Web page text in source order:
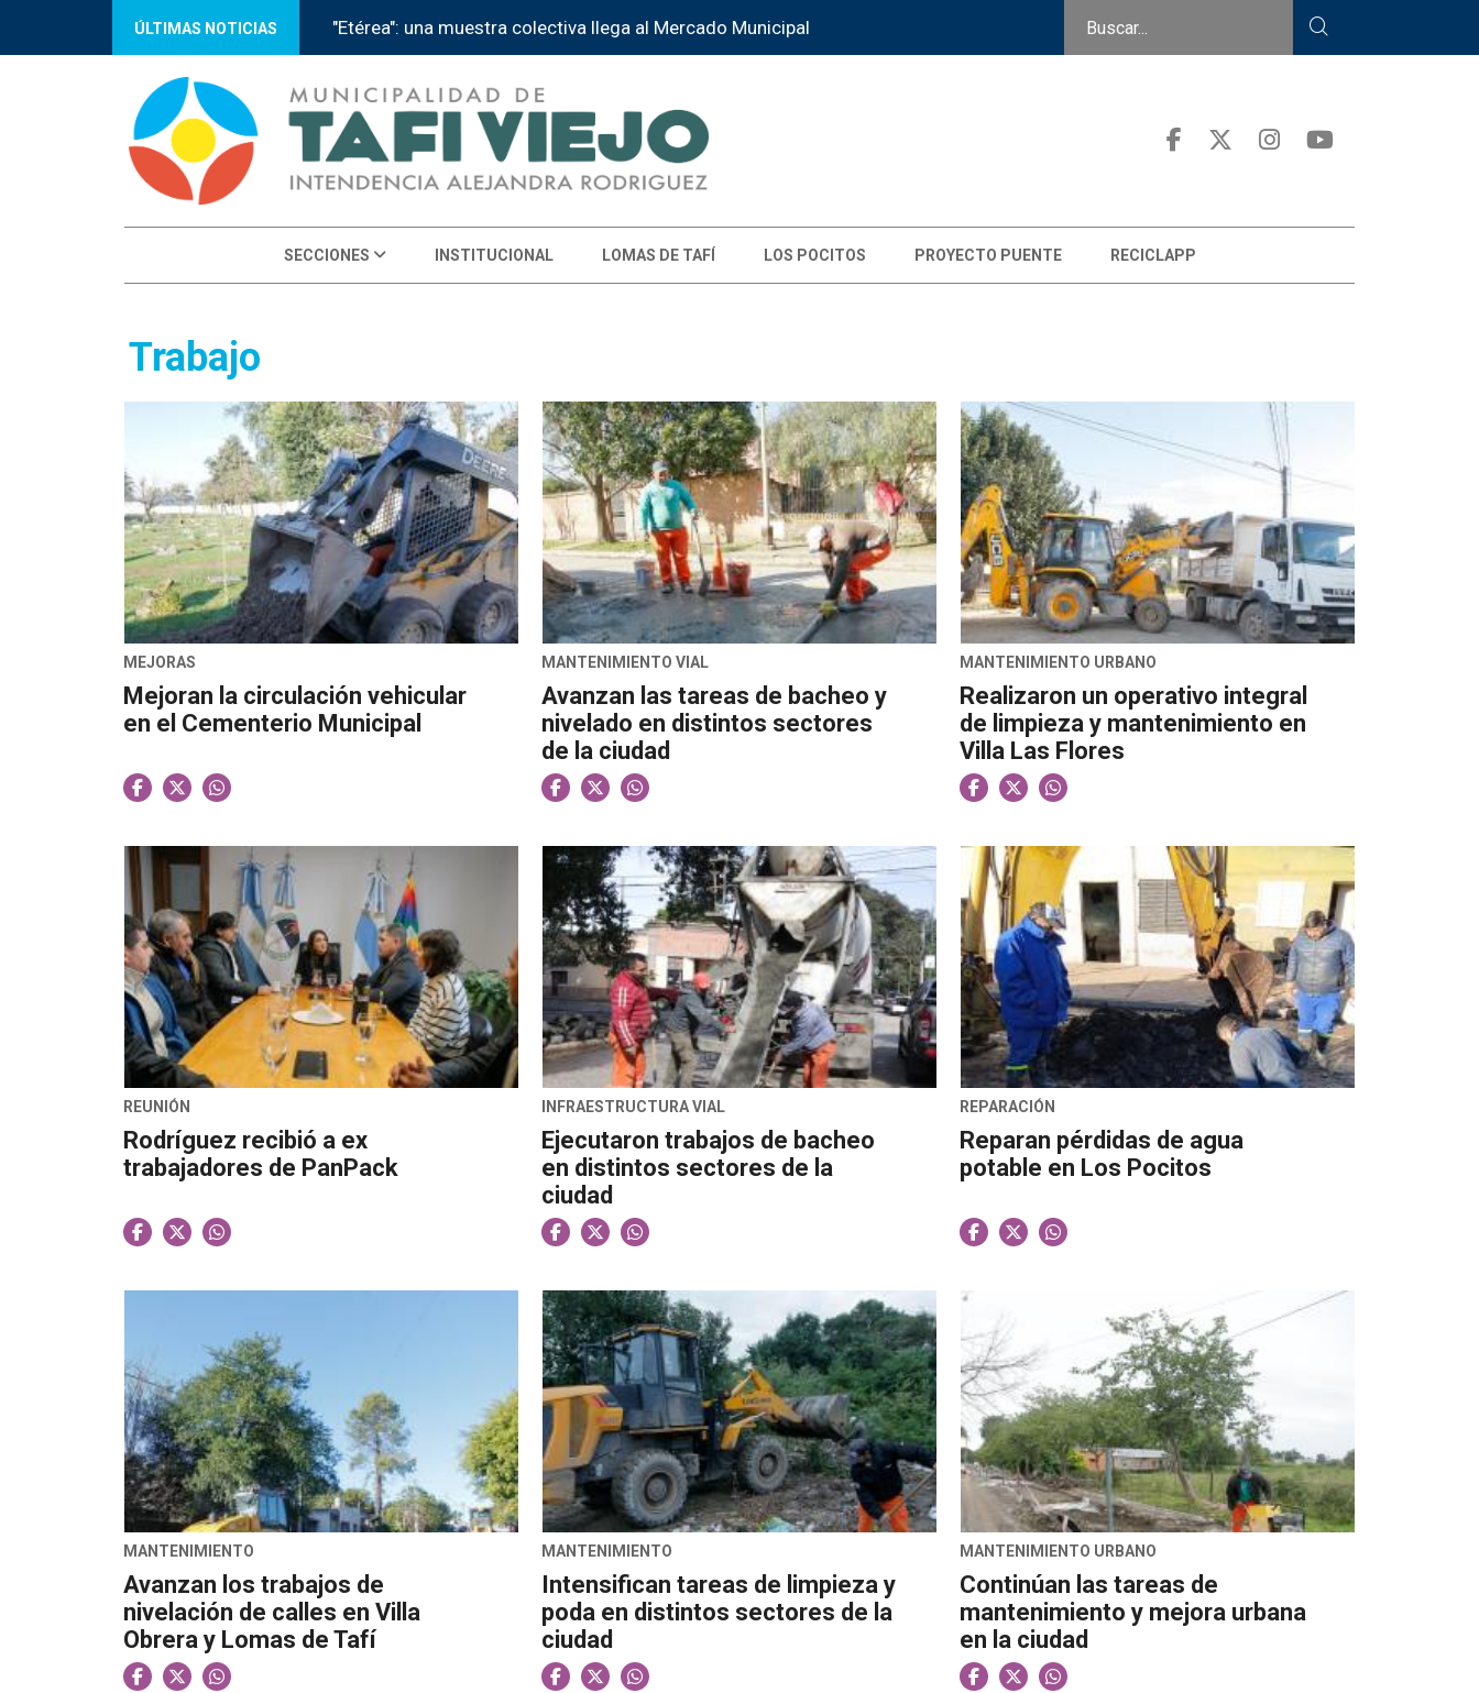
ÚLTIMAS NOTICIAS Tafí Viejo recibe a la Instancia Provincial de la Feria de Educación
SECCIONES INSTITUCIONAL LOMAS DE TAFÍ LOS POCITOS PROYECTO PUENTE RECICLAPP
Trabajo
MEJORAS
Mejoran la circulación vehicular
en el Cementerio Municipal
MANTENIMIENTO VIAL
Avanzan las tareas de bacheo y
nivelado en distintos sectores
de la ciudad
MANTENIMIENTO URBANO
Realizaron un operativo integral
de limpieza y mantenimiento en
Villa Las Flores
REUNIÓN
Rodríguez recibió a ex
trabajadores de PanPack
INFRAESTRUCTURA VIAL
Ejecutaron trabajos de bacheo
en distintos sectores de la
ciudad
REPARACIÓN
Reparan pérdidas de agua
potable en Los Pocitos
MANTENIMIENTO
Avanzan los trabajos de
nivelación de calles en Villa
Obrera y Lomas de Tafí
MANTENIMIENTO
Intensifican tareas de limpieza y
poda en distintos sectores de la
ciudad
MANTENIMIENTO URBANO
Continúan las tareas de
mantenimiento y mejora urbana
en la ciudad